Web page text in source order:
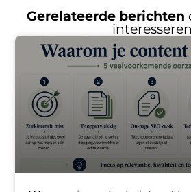
Gerelateerde berichten